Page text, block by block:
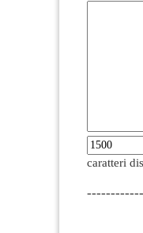
caratteri